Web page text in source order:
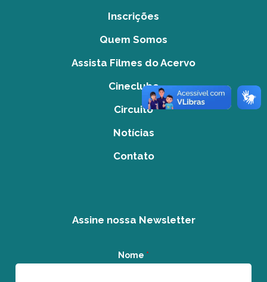
Inscrições
Quem Somos
Assista Filmes do Acervo
Cineclube
Circuito
Notícias
Contato
Assine nossa Newsletter
Nome *